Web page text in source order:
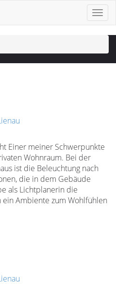
Einer meiner Schwerpunkte
Wohnraum. Bei der
ist die Beleuchtung nach
die in dem Gebäude
als Lichtplanerin die
Ambiente zum Wohlfühlen